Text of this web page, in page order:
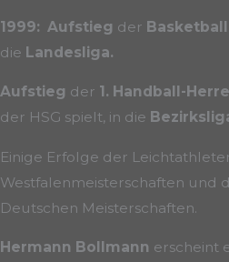
1999: Aufstieg der
die Landesliga.
Aufstieg der 1. Handball-
der HSG spielt, in die
Einige Erfolge der
Westfalenmeisterschaften und
Deutschen Meisterschaften.
Hermann Bollmann erscheint